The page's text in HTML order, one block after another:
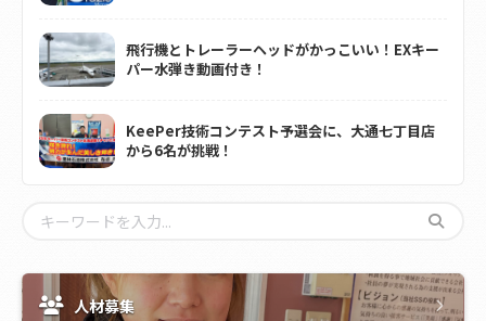
飛行機とトレーラーヘッドがかっこいい！EXキー
パー水弾き動画付き！
KeePer技術コンテスト予選会に、大通七丁目店
から6名が挑戦！
人材募集